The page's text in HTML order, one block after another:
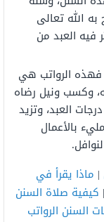
الله تعالى
فيه العبد من
فهذه الرواتب هي
وكسب ونيل رضاه
العبد، وتزيد
بالأعمال
| ماذا يقرأ في
| كيفية صلاة السنن
السنن الرواتب